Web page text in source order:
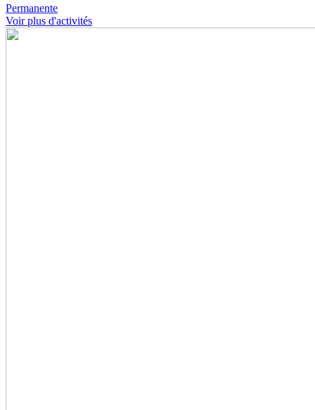
Permanente
Voir plus d'activités